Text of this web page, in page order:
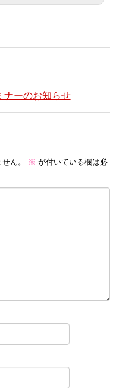
ナーのお知らせ
ん。 ※ が付いている欄は必